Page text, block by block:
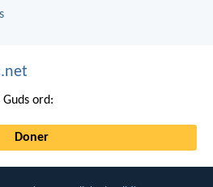
ord:
Doner